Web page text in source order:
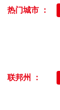
热门城市 ：
联邦州 ：